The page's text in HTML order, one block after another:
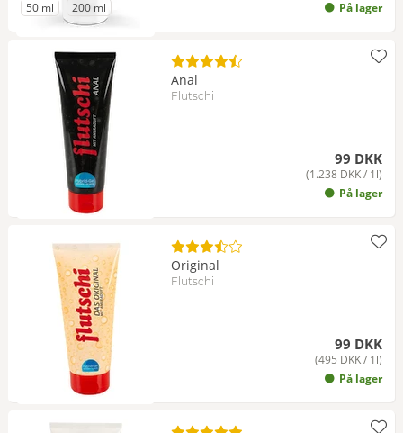
På lager
til Emballageenhed
50 ml til Emballageenhed
200 ml
Anal
Flutschi
99 DKK
(1.238 DKK / 1l)
På lager
Original
Flutschi
99 DKK
(495 DKK / 1l)
På lager